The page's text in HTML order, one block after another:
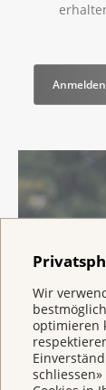
Wir
optimieren
Echte
Unsere
Schweiz,